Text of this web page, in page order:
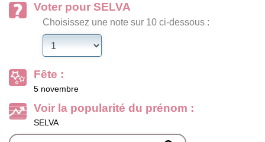
Voter pour SELVA
Choisissez une note sur 10 ci-dessous :
Fête :
5 novembre
Voir la popularité du prénom :
SELVA